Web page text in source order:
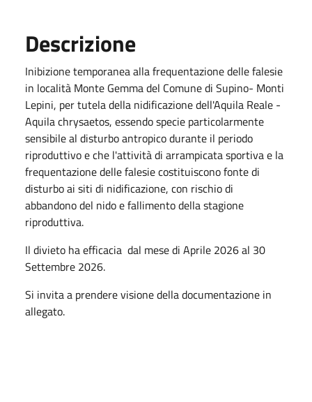
Descrizione
Inibizione temporanea alla frequentazione delle falesie
in località Monte Gemma del Comune di Supino- Monti
Lepini, per tutela della nidificazione dell'Aquila Reale -
Aquila chrysaetos, essendo specie particolarmente
sensibile al disturbo antropico durante il periodo
riproduttivo e che l'attività di arrampicata sportiva e la
frequentazione delle falesie costituiscono fonte di
disturbo ai siti di nidificazione, con rischio di
abbandono del nido e fallimento della stagione
riproduttiva.
Il divieto ha efficacia dal mese di Aprile 2026 al 30
Settembre 2026.
Si invita a prendere visione della documentazione in
allegato.